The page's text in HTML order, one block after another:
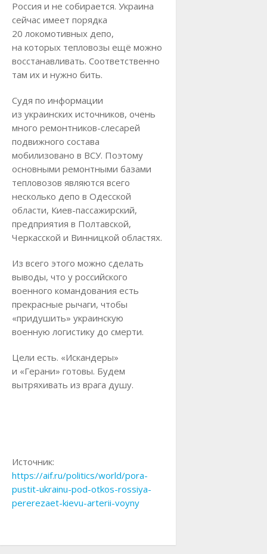
Россия и не собирается. Украина
сейчас имеет порядка
20 локомотивных депо,
на которых тепловозы ещё можно
восстанавливать. Соответственно
там их и нужно бить.
Судя по информации
из украинских источников, очень
много ремонтников-слесарей
подвижного состава
мобилизовано в ВСУ. Поэтому
основными ремонтными базами
тепловозов являются всего
несколько депо в Одесской
области, Киев-пассажирский,
предприятия в Полтавской,
Черкасской и Винницкой областях.
Из всего этого можно сделать
выводы, что у российского
военного командования есть
прекрасные рычаги, чтобы
«придушить» украинскую
военную логистику до смерти.
Цели есть. «Искандеры»
и «Герани» готовы. Будем
вытряхивать из врага душу.
Источник:
https://aif.ru/politics/world/pora-
pustit-ukrainu-pod-otkos-rossiya-
pererezaet-kievu-arterii-voyny